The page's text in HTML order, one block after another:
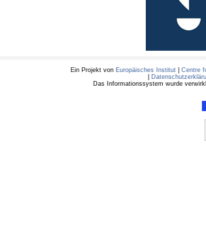
Ein Projekt von Europäisches Institut
Centre
Das Informationssystem wurde